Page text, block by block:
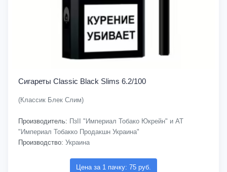
Сигареты Classic Black Slims 6.2/100
(Классик Блек Слим)
Производитель: ПзІІ "Империал Тобако Юкрейн" и АТ
"Империал Тобакко Продакшн Украина"
Производство: Украина
Цена за 1 пачку: 75 руб.